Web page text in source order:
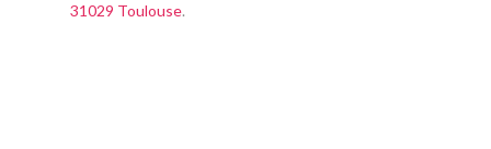
31029 Toulouse.